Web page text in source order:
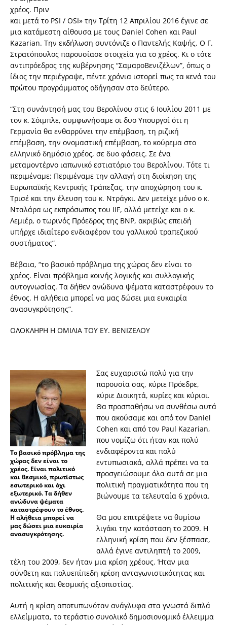
χρέος. Πριν
και μετά το PSI / OSI» την Τρίτη 12 Απριλίου 2016 έγινε σε
μια κατάμεστη αίθουσα με τους Daniel Cohen και Paul
Kazarian. Την εκδήλωση συντόνιζε ο Παντελής Καψής. Ο Γ.
Στρατόπουλος παρουσίασε στοιχεία για το χρέος. Κι ο τότε
αντιπρόεδρος της κυβέρνησης “ΣαμαροΒενιζέλων”, όπως ο
ίδιος την περιέγραψε, πέντε χρόνια ιστορεί πως τα κενά του
πρώτου προγράμματος οδήγησαν στο δεύτερο.
“Στη συνάντησή μας του Βερολίνου στις 6 Ιουλίου 2011 με
τον κ. Σόιμπλε, συμφωνήσαμε οι δυο Υπουργοί ότι η
Γερμανία θα ενθαρρύνει την επέμβαση, τη ριζική
επέμβαση, την ονομαστική επέμβαση, το κούρεμα στο
ελληνικό δημόσιο χρέος, σε δυο φάσεις. Σε ένα
μεταμοντέρνο ιαπωνικό εστιατόριο του Βερολίνου. Τότε τι
περιμέναμε; Περιμέναμε την αλλαγή στη διοίκηση της
Ευρωπαϊκής Κεντρικής Τράπεζας, την αποχώρηση του κ.
Τρισέ και την έλευση του κ. Ντράγκι. Δεν μετείχε μόνο ο κ.
Νταλάρα ως εκπρόσωπος του IIF, αλλά μετείχε και ο κ.
Λεμιέρ, ο τωρινός Πρόεδρος της BNP, ακριβώς επειδή
υπήρχε ιδιαίτερο ενδιαφέρον του γαλλικού τραπεζικού
συστήματος”.
Βέβαια, “το βασικό πρόβλημα της χώρας δεν είναι το
χρέος. Είναι πρόβλημα κοινής λογικής και συλλογικής
αυτογνωσίας. Τα δήθεν ανώδυνα ψέματα καταστρέφουν το
έθνος. Η αλήθεια μπορεί να μας δώσει μια ευκαιρία
ανασυγκρότησης”.
ΟΛΟΚΛΗΡΗ Η ΟΜΙΛΙΑ ΤΟΥ ΕΥ. ΒΕΝΙΖΕΛΟΥ
Το βασικό πρόβλημα της
χώρας δεν είναι το
χρέος. Είναι πολιτικό
και θεσμικό, πρωτίστως
εσωτερικό και όχι
εξωτερικό. Τα δήθεν
ανώδυνα ψέματα
καταστρέφουν το έθνος.
Η αλήθεια μπορεί να
μας δώσει μια ευκαιρία
ανασυγκρότησης.
Σας ευχαριστώ πολύ για την
παρουσία σας, κύριε Πρόεδρε,
κύριε Διοικητά, κυρίες και κύριοι.
Θα προσπαθήσω να συνθέσω αυτά
που ακούσαμε και από τον Daniel
Cohen και από τον Paul Kazarian,
που νομίζω ότι ήταν και πολύ
ενδιαφέροντα και πολύ
εντυπωσιακά, αλλά πρέπει να τα
προσγειώσουμε όλα αυτά σε μια
πολιτική πραγματικότητα που τη
βιώνουμε τα τελευταία 6 χρόνια.
Θα μου επιτρέψετε να θυμίσω
λιγάκι την κατάσταση το 2009. Η
ελληνική κρίση που δεν ξέσπασε,
αλλά έγινε αντιληπτή το 2009,
τέλη του 2009, δεν ήταν μια κρίση χρέους. Ήταν μια
σύνθετη και πολυεπίπεδη κρίση ανταγωνιστικότητας και
πολιτικής και θεσμικής αξιοπιστίας.
Αυτή η κρίση αποτυπωνόταν ανάγλυφα στα γνωστά διπλά
ελλείμματα, το τεράστιο συνολικό δημοσιονομικό έλλειμμα